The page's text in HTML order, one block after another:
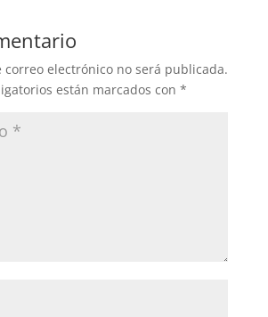
correo electrónico no será publicada.
están marcados con *